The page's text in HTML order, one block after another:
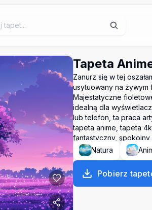
Tapeta
Zanurz się w tej
usytuowany na
Majestatyczne
idealną dla
lub telefon, ta praca
tapeta anime, tapeta
fantastyczny, spokojny
Natura
Pobierz